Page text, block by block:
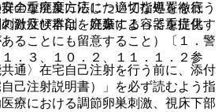
の重症度に応じた適切な処置を行う
激症候群は、妊娠によって重症化
ることにも留意すること）〔１．警
．３、１０．２、１１．１．２参
療における調節卵巣刺激、視床下部
全な廃棄方法について指導を徹底
針及び本剤を廃棄する容器を提供す
通〉在宅自己注射を行う前に、添付
己注射説明書）」を必ず読むよう指